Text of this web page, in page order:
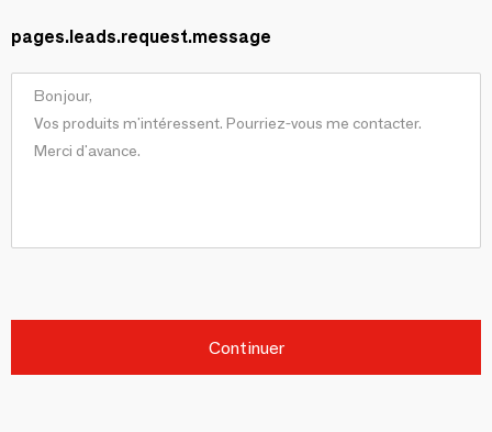
pages.leads.request.message
Continuer